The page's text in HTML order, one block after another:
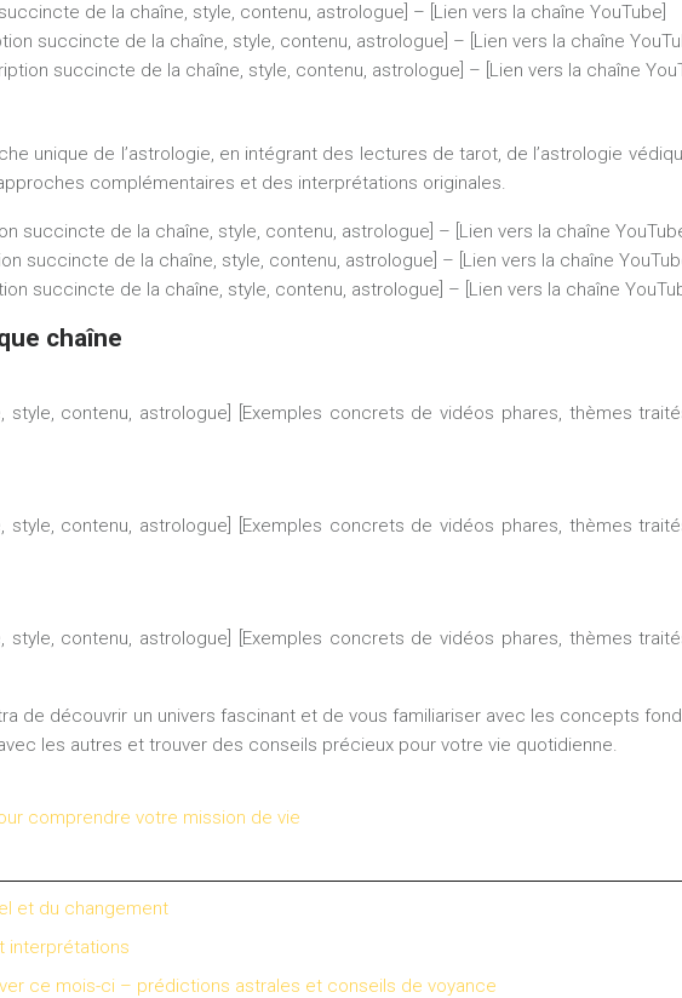
de la chaîne, style, contenu, astrologue] – [Lien vers la chaîne YouTube]
succincte de la chaîne, style, contenu, astrologue] – [Lien vers la chaîne
succincte de la chaîne, style, contenu, astrologue] – [Lien vers la chaîne
unique de l’astrologie, en intégrant des lectures de tarot, de l’astrologie
complémentaires et des interprétations originales.
succincte de la chaîne, style, contenu, astrologue] – [Lien vers la chaîne
succincte de la chaîne, style, contenu, astrologue] – [Lien vers la chaîne
succincte de la chaîne, style, contenu, astrologue] – [Lien vers la chaîne
chaîne
style, contenu, astrologue] [Exemples concrets de vidéos phares, thèmes
style, contenu, astrologue] [Exemples concrets de vidéos phares, thèmes
style, contenu, astrologue] [Exemples concrets de vidéos phares, thèmes
de découvrir un univers fascinant et de vous familiariser avec les concepts
les autres et trouver des conseils précieux pour votre vie quotidienne.
comprendre votre mission de vie
et du changement
interprétations
ce mois-ci – prédictions astrales et conseils de voyance